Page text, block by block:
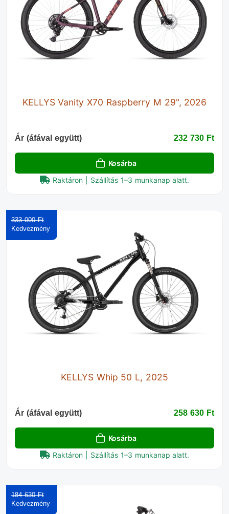
KELLYS Vanity X70 Raspberry M 29", 2026
Ár (áfával együtt) 232 730 Ft‎
Kosárba
Raktáron | Szállítás 1–3 munkanap alatt.
KELLYS Whip 50 L, 2025
333 000 Ft‎
Ár (áfával együtt) 258 630 Ft‎
Kosárba
Raktáron | Szállítás 1–3 munkanap alatt.
184 630 Ft‎